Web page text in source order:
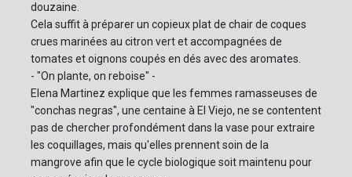
douzaine.
Cela suffit à préparer un copieux plat de chair de coques
crues marinées au citron vert et accompagnées de
tomates et oignons coupés en dés avec des aromates.
- "On plante, on reboise" -
Elena Martinez explique que les femmes ramasseuses de
"conchas negras", une centaine à El Viejo, ne se contentent
pas de chercher profondément dans la vase pour extraire
les coquillages, mais qu'elles prennent soin de la
mangrove afin que le cycle biologique soit maintenu pour